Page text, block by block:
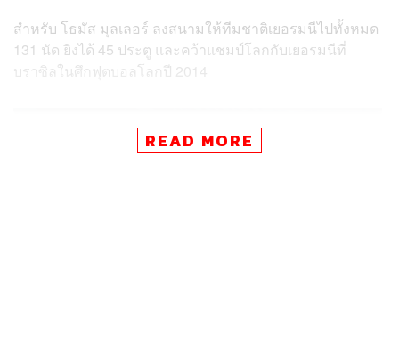
สำหรับ โธมัส มุลเลอร์ ลงสนามให้ทีมชาติเยอรมนีไปทั้งหมด
131 นัด ยิงได้ 45 ประตู และคว้าแชมป์โลกกับเยอรมนีที่
บราซิลในศึกฟุตบอลโลกปี 2014
READ MORE